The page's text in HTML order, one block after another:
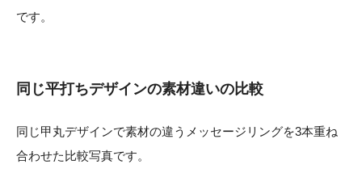
です。
同じ平打ちデザインの素材違いの比較
同じ甲丸デザインで素材の違うメッセージリングを3本重ね
合わせた比較写真です。